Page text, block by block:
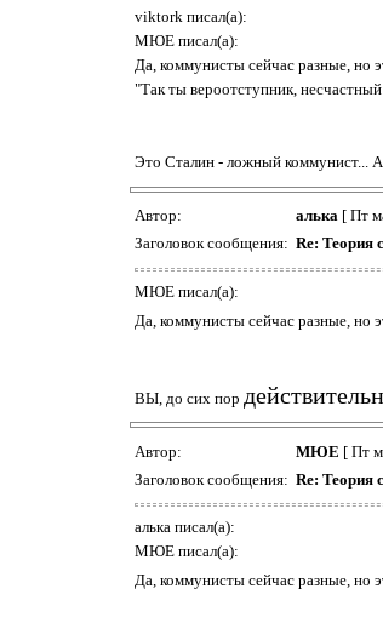
viktork писал(а):
МЮЕ писал(а):
Да, коммунисты сейчас разные, но
"Так ты вероотступник,
Это Сталин - ложный коммунист...
Автор: алька [ Пт
Заголовок сообщения: Re: Теория
МЮЕ писал(а):
Да, коммунисты сейчас разные, но
ВЫ, до сих пор
Автор: МЮЕ [ Пт
Заголовок сообщения: Re: Теория
алька писал(а):
МЮЕ писал(а):
Да, коммунисты сейчас разные, но